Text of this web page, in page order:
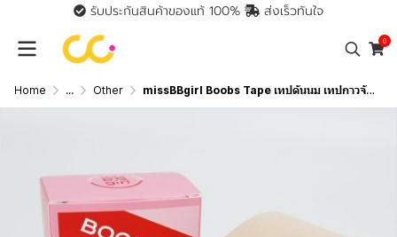
รับประกันสินค้าของแท้ 100% ส่งเร็วทันใจ
0
Home ... Other missBBgirl Boobs Tape เทปดันนม เทปกาวจัดทรง แปะแล้วไม่เจ็บ ดันทรงเวลาใส่เสื้อผ้า